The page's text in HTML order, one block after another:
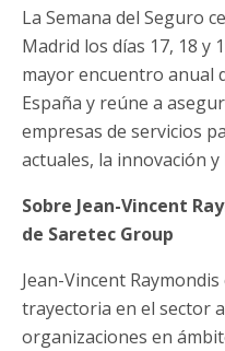
La Semana del Seguro
Madrid los días 17, 18 y
mayor encuentro anual
España y reúne a
empresas de servicios
actuales, la innovación
Sobre Jean-Vincent
de Saretec Group
Jean-Vincent
trayectoria en el sector
organizaciones en